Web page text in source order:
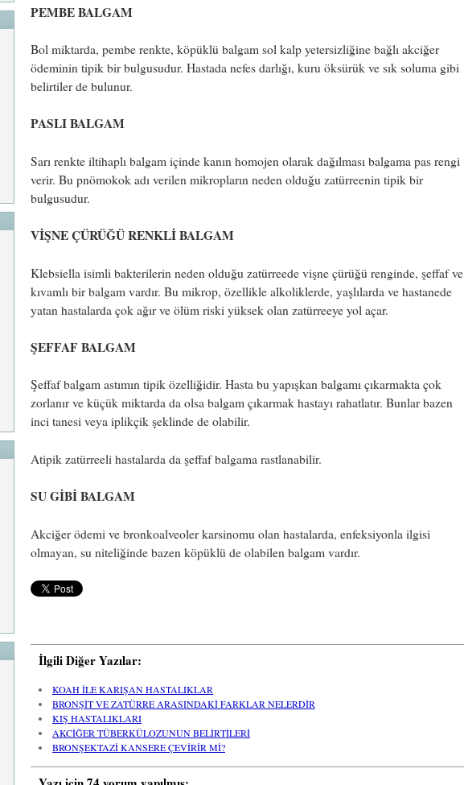
PEMBE BALGAM
Bol miktarda, pembe renkte, köpüklü balgam sol kalp yetersizliğine bağlı akciğer
ödeminin tipik bir bulgusudur. Hastada nefes darlığı, kuru öksürük ve sık soluma gibi
belirtiler de bulunur.
PASLI BALGAM
Sarı renkte iltihaplı balgam içinde kanın homojen olarak dağılması balgama pas rengi
verir. Bu pnömokok adı verilen mikropların neden olduğu zatürreenin tipik bir
bulgusudur.
VİŞNE ÇÜRÜĞÜ RENKLİ BALGAM
Klebsiella isimli bakterilerin neden olduğu zatürreede vişne çürüğü renginde, şeffaf ve
kıvamlı bir balgam vardır. Bu mikrop, özellikle alkoliklerde, yaşlılarda ve hastanede
yatan hastalarda çok ağır ve ölüm riski yüksek olan zatürreeye yol açar.
ŞEFFAF BALGAM
Şeffaf balgam astımın tipik özelliğidir. Hasta bu yapışkan balgamı çıkarmakta çok
zorlanır ve küçük miktarda da olsa balgam çıkarmak hastayı rahatlatır. Bunlar bazen
inci tanesi veya iplikçik şeklinde de olabilir.
Atipik zatürreeli hastalarda da şeffaf balgama rastlanabilir.
SU GİBİ BALGAM
Akciğer ödemi ve bronkoalveoler karsinomu olan hastalarda, enfeksiyonla ilgisi
olmayan, su niteliğinde bazen köpüklü de olabilen balgam vardır.
İlgili Diğer Yazılar:
KOAH İLE KARIŞAN HASTALIKLAR
BRONŞİT VE ZATÜRRE ARASINDAKİ FARKLAR NELERDİR
KIŞ HASTALIKLARI
AKCİĞER TÜBERKÜLOZUNUN BELİRTİLERİ
BRONŞEKTAZİ KANSERE ÇEVİRİR Mİ?